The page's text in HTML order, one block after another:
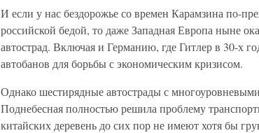
И если у нас бездорожье со времен Карамзина по-
российской бедой, то даже Западная Европа ныне
автострад. Включая и Германию, где Гитлер в 30-х
автобанов для борьбы с экономическим кризисом.
Однако шестирядные автострады с
Поднебесная полностью решила проблему
китайских деревень до сих пор не имеют хотя бы